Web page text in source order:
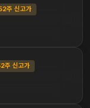
주 신고가
주 신고가